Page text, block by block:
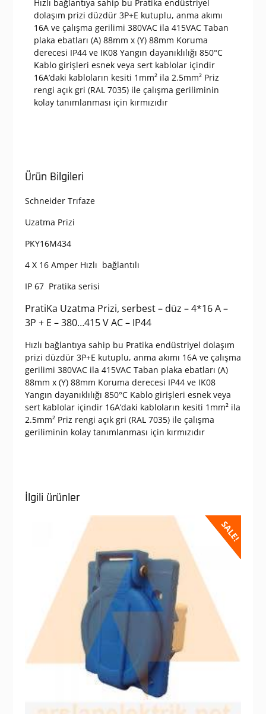
Hızlı bağlantıya sahip bu Pratika endüstriyel
dolaşım prizi düzdür 3P+E kutuplu, anma akımı
16A ve çalışma gerilimi 380VAC ila 415VAC Taban
plaka ebatları (A) 88mm x (Y) 88mm Koruma
derecesi IP44 ve IK08 Yangın dayanıklılığı 850°C
Kablo girişleri esnek veya sert kablolar içindir
16A’daki kabloların kesiti 1mm² ila 2.5mm² Priz
rengi açık gri (RAL 7035) ile çalışma geriliminin
kolay tanımlanması için kırmızıdır
Ürün Bilgileri
Schneider Trıfaze
Uzatma Prizi
PKY16M434
4 X 16 Amper Hızlı bağlantılı
IP 67 Pratika serisi
PratiKa Uzatma Prizi, serbest – düz – 4*16 A –
3P + E – 380…415 V AC – IP44
Hızlı bağlantıya sahip bu Pratika endüstriyel dolaşım
prizi düzdür 3P+E kutuplu, anma akımı 16A ve çalışma
gerilimi 380VAC ila 415VAC Taban plaka ebatları (A)
88mm x (Y) 88mm Koruma derecesi IP44 ve IK08
Yangın dayanıklılığı 850°C Kablo girişleri esnek veya
sert kablolar içindir 16A’daki kabloların kesiti 1mm² ila
2.5mm² Priz rengi açık gri (RAL 7035) ile çalışma
geriliminin kolay tanımlanması için kırmızıdır
İlgili ürünler
SALE!